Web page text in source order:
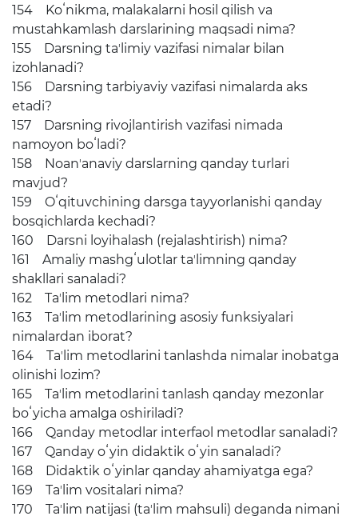
154 Koʻnikma, malakalarni hosil qilish va
mustahkamlash darslarining maqsadi nima?
155 Darsning taʼlimiy vazifasi nimalar bilan
izohlanadi?
156 Darsning tarbiyaviy vazifasi nimalarda aks
etadi?
157 Darsning rivojlantirish vazifasi nimada
namoyon boʻladi?
158 Noanʼanaviy darslarning qanday turlari
mavjud?
159 Oʻqituvchining darsga tayyorlanishi qanday
bosqichlarda kechadi?
160 Darsni loyihalash (rejalashtirish) nima?
161 Amaliy mashgʻulotlar taʼlimning qanday
shakllari sanaladi?
162 Taʼlim metodlari nima?
163 Taʼlim metodlarining asosiy funksiyalari
nimalardan iborat?
164 Taʼlim metodlarini tanlashda nimalar inobatga
olinishi lozim?
165 Taʼlim metodlarini tanlash qanday mezonlar
boʻyicha amalga oshiriladi?
166 Qanday metodlar interfaol metodlar sanaladi?
167 Qanday oʻyin didaktik oʻyin sanaladi?
168 Didaktik oʻyinlar qanday ahamiyatga ega?
169 Taʼlim vositalari nima?
170 Taʼlim natijasi (taʼlim mahsuli) deganda nimani